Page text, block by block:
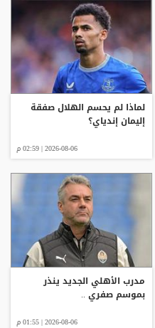
لماذا لم يحسم الهلال صفقة
إليمان إندياي؟
2026-08-06 | 02:59 م
مدرب الأهلي الجديد ينذر
بموسم صفري ..
2026-08-06 | 01:55 م